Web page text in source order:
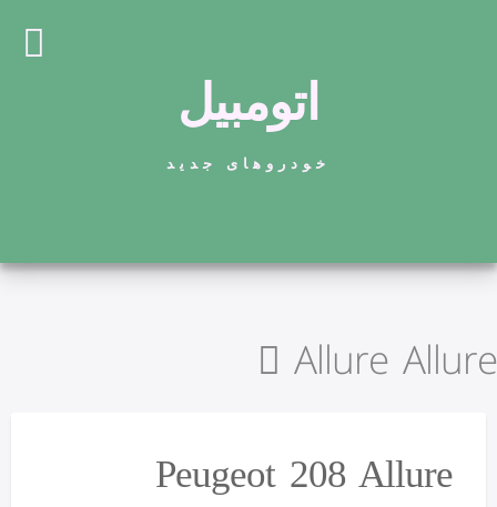
اتومبیل
خودروهای جدید
Allure Allure
Peugeot 208 Allure